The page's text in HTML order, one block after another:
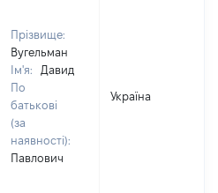
Прізвище:
Вугельман
Ім'я:
Давид
По
батькові
(за
наявності):
Павлович
Україна